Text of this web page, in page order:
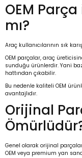
OEM
mı?
Araç kullanıcılarının sık
OEM parçalar, araç
sunduğu ürünlerdir. Yani
hattından çıkabilir.
Bu nedenle kaliteli OEM
avantajlıdır.
Orijinal
Genel olarak orijinal
OEM veya premium yan